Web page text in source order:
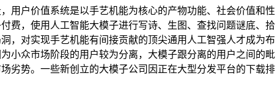
户价值系统是以手艺机能为核心的产物功能、社会价值和性
费，使用人工智能大模子进行写诗、生图、查找问题谜底、拾
，对实现手艺机能有间接贡献的顶尖通用人工智强人才成为布
小众市场阶段的用户较为分离，大模子跟分离的用户之间的毗
劣势。一些新创立的大模子公司因正在大型分发平台的下载排